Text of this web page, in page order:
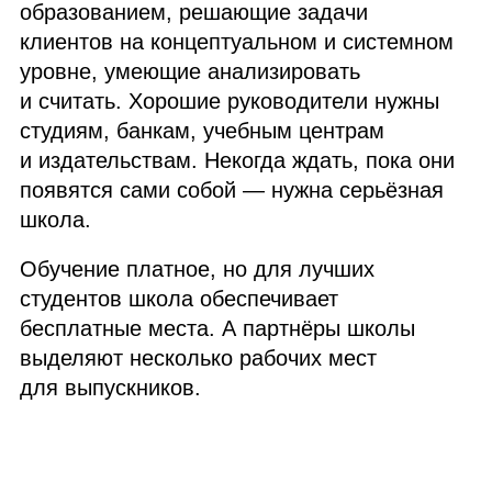
образованием, решающие задачи
клиентов на концептуальном и системном
уровне, умеющие анализировать
и считать. Хорошие руководители нужны
студиям, банкам, учебным центрам
и издательствам. Некогда ждать, пока они
появятся сами собой — нужна серьёзная
школа.
Обучение платное, но для лучших
студентов школа обеспечивает
бесплатные места. А партнёры школы
выделяют несколько рабочих мест
для выпускников.